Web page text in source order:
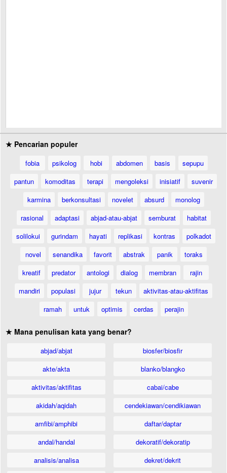
★ Pencarian populer
fobia psikolog hobi abdomen basis
sepupu
pantun
komoditas terapi mengoleksi inisiatif
suvenir
karmina
berkonsultasi novelet absurd
monolog
rasional
adaptasi abjad-atau-abjat semburat
habitat
solilokui
gurindam hayati replikasi kontras
polkadot
novel
senandika favorit abstrak panik
toraks
kreatif
predator antologi dialog membran
rajin
mandiri
populasi jujur tekun
aktivitas-atau-aktifitas
ramah
untuk optimis cerdas perajin
★ Mana penulisan kata yang benar?
abjad/abjat
akte/akta
aktivitas/aktifitas
akidah/aqidah
amfibi/amphibi
andal/handal
analisis/analisa
biosfer/biosfir
blanko/blangko
cabai/cabe
cendekiawan/cendikiawan
daftar/daptar
dekoratif/dekoratip
dekret/dekrit